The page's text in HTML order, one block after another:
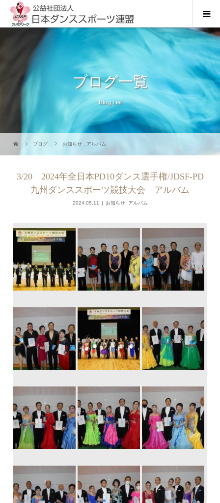
ブログ一覧
Blog List
ブログ お知らせ アルバム
3/20 2024年全日本PD10ダンス選手権/JDSF-PD
九州ダンススポーツ競技大会 アルバム
2024.05.11 お知らせ, アルバム